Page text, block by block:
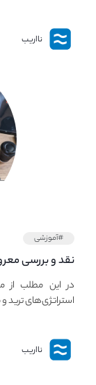
نااریب
#آموزشی
نقد و بررسی
استراتژی های مهم
در این مطلب از
استراتژی‌های ترید
نااریب